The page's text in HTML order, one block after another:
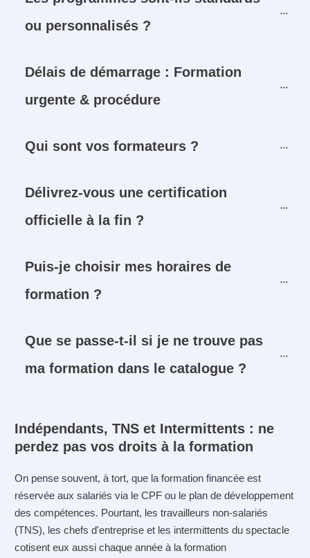
ou personnalisés ?
Délais de démarrage : Formation
urgente & procédure
Qui sont vos formateurs ?
Délivrez-vous une certification
officielle à la fin ?
Puis-je choisir mes horaires de
formation ?
Que se passe-t-il si je ne trouve pas
ma formation dans le catalogue ?
Indépendants, TNS et Intermittents : ne
perdez pas vos droits à la formation
On pense souvent, à tort, que la formation financée est
réservée aux salariés via le CPF ou le plan de développement
des compétences. Pourtant, les travailleurs non-salariés
(TNS), les chefs d'entreprise et les intermittents du spectacle
cotisent eux aussi chaque année à la formation